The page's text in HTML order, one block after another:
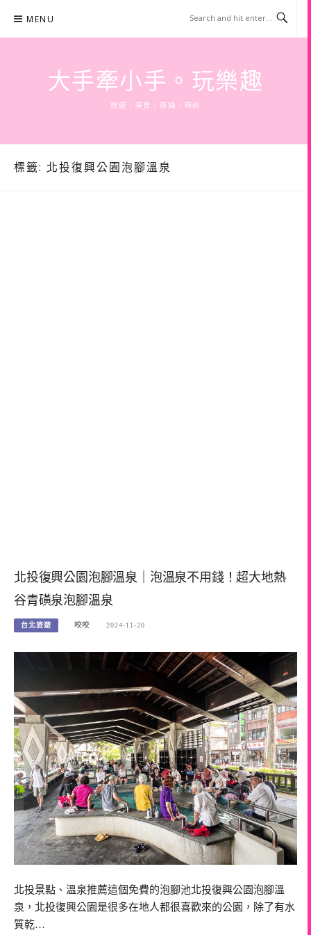
content
MENU
大手牽小手。玩樂趣
旅遊 | 美食 | 商攝 | 時尚
標籤: 北投復興公園泡腳溫泉
北投復興公園泡腳溫泉｜泡溫泉不用錢！超大地熱
谷青磺泉泡腳溫泉
台北旅遊 咬咬 2024-11-20
北投景點、溫泉推薦這個免費的泡腳池北投復興公園泡腳溫
泉，北投復興公園是很多在地人都很喜歡來的公園，除了有水
質乾…